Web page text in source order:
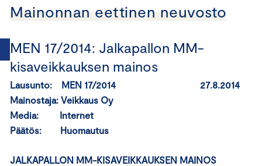
Mainonnan eettinen neuvosto
MEN 17/2014: Jalkapallon MM-
kisaveikkauksen mainos
Lausunto: MEN 17/2014 27.8.2014
Mainostaja: Veikkaus Oy
Media: Internet
Päätös: Huomautus
JALKAPALLON MM-KISAVEIKKAUKSEN MAINOS